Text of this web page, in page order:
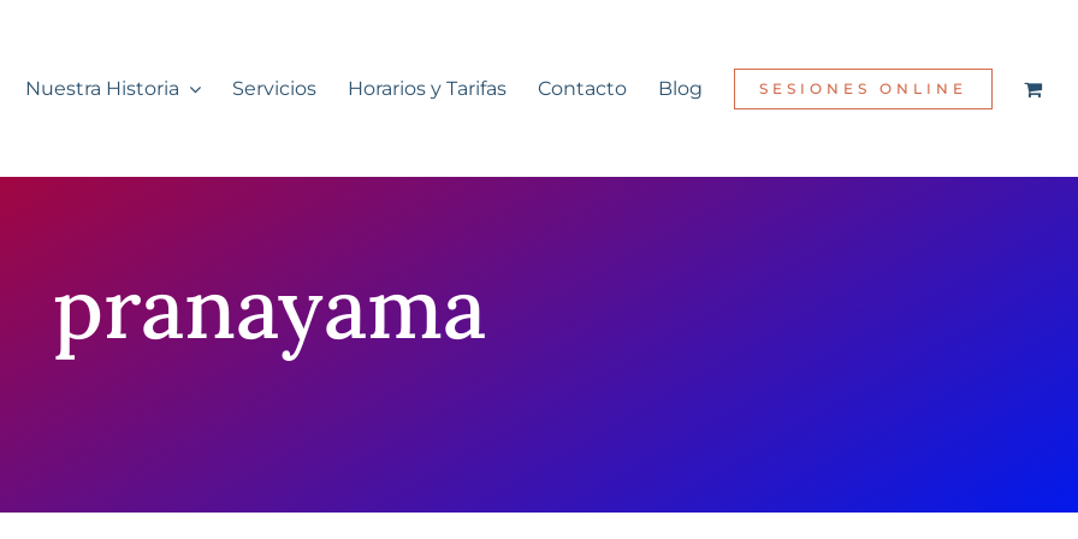
Nuestra Historia Servicios Horarios y Tarifas Contacto Blog SESIONES ONLINE
pranayama